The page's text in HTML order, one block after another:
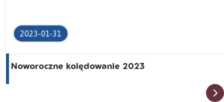
2023-01-31
Noworoczne kolędowanie 2023